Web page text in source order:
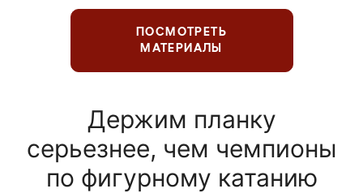
ПОСМОТРЕТЬ
МАТЕРИАЛЫ
Держим планку
серьезнее, чем чемпионы
по фигурному катанию